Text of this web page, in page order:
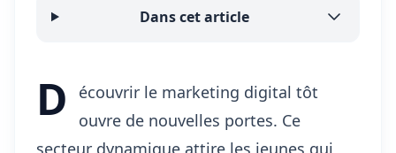
Dans cet article
D
écouvrir le marketing digital tôt
ouvre de nouvelles portes. Ce
secteur dynamique attire les jeunes qui